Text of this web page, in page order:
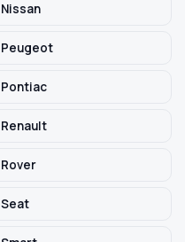
Nissan
Peugeot
Pontiac
Renault
Rover
Seat